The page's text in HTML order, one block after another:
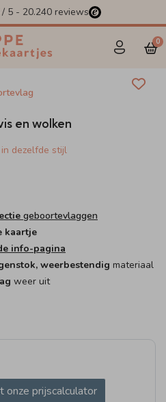
/ 5 - 20.240 reviews
0
en wolken
dezelfde stijl
geboortevlaggen
kaartje
info-pagina
weerbestendig materiaal
weer uit
onze prijscalculator